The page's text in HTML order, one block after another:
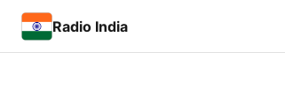
Radio India